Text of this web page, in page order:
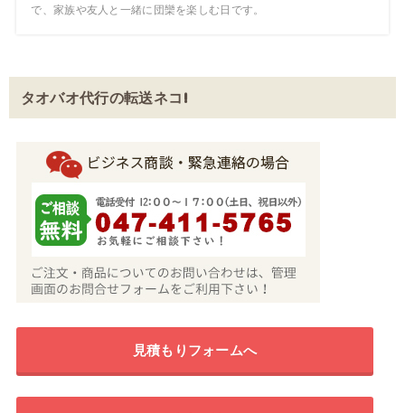
で、家族や友人と一緒に団欒を楽しむ日です。
タオバオ代行の転送ネコ!
見積もりフォームへ